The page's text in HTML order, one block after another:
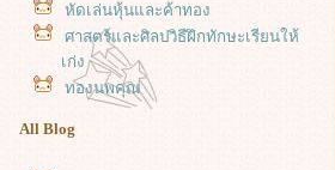
หัดเล่นหุ้นและค้าทอง
ศาสตร์และศิลปวิธีฝึกทักษะเรียนให้
เก่ง
ทองนพคุณ
All Blog